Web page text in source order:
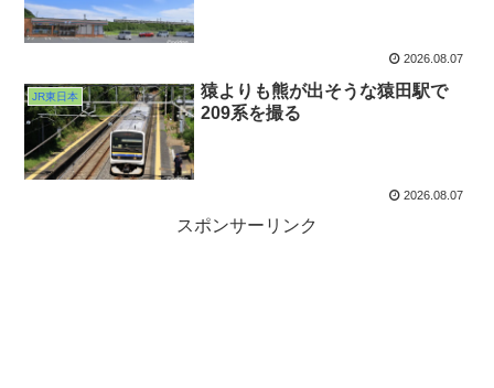
2026.08.07
JR東日本
猿よりも熊が出そうな猿田駅で
209系を撮る
2026.08.07
スポンサーリンク